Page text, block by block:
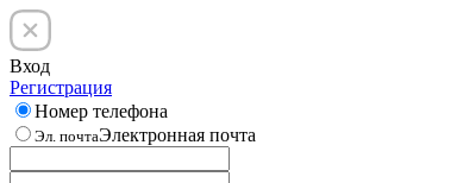
Вход
Регистрация
Номер телефона
Эл. почтаЭлектронная почта